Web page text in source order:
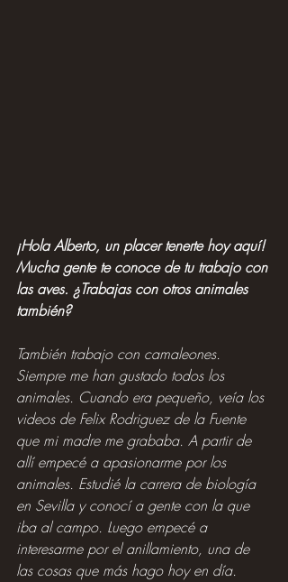
¡Hola Alberto, un placer tenerte hoy aquí!
Mucha gente te conoce de tu trabajo con
las aves. ¿Trabajas con otros animales
también?
También trabajo con camaleones.
Siempre me han gustado todos los
animales. Cuando era pequeño, veía los
videos de Felix Rodriguez de la Fuente
que mi madre me grababa. A partir de
allí empecé a apasionarme por los
animales. Estudié la carrera de biología
en Sevilla y conocí a gente con la que
iba al campo. Luego empecé a
interesarme por el anillamiento, una de
las cosas que más hago hoy en día.